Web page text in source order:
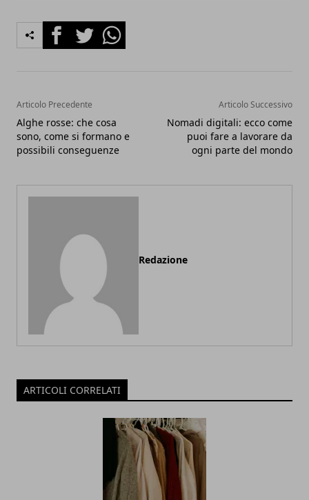
FacebookTwitterWhatsapp
Articolo Precedente
Alghe rosse: che cosa
sono, come si formano e
possibili conseguenze
Articolo Successivo
Nomadi digitali: ecco come
puoi fare a lavorare da
ogni parte del mondo
Redazione
ARTICOLI CORRELATI